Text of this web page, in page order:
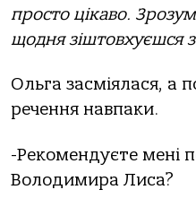
просто цікаво.
щодня зіштовхуєшся
Ольга засміялася, а
речення навпаки.
-Рекомендуєте мені
Володимира Лиса?